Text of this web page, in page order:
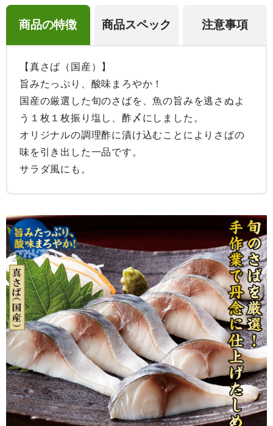
商品の特徴 商品スペック 注意事項
【真さば（国産）】
旨みたっぷり、酸味まろやか！
国産の厳選した旬のさばを、魚の旨みを逃さぬよ
う１枚１枚振り塩し、酢〆にしました。
オリジナルの調理酢に漬け込むことによりさばの
味を引き出した一品です。
サラダ風にも。